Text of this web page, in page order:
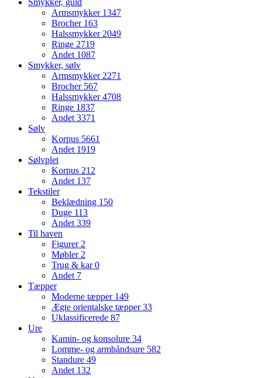
Smykker, guld
Armsmykker 1347
Brocher 163
Halssmykker2049
Ringe 2719
Andet 1087
Smykker, sølv
Armsmykker2271
Brocher 567
Halssmykker4708
Ringe 1837
Andet3371
Sølv
Korpus 5661
Andet 1919
Sølvplet
Korpus 212
Andet 137
Tekstiler
Beklædning 150
Duge 113
Andet339
Til haven
Figurer2
Møbler2
Trug & kar0
Andet 7
Tæpper
Moderne tæpper 149
Ægte orientalske tæpper33
Uklassificerede 87
Ure
Kamin- og konsolure 34
Lomme- og armbåndsure 582
Standure 49
Andet 132